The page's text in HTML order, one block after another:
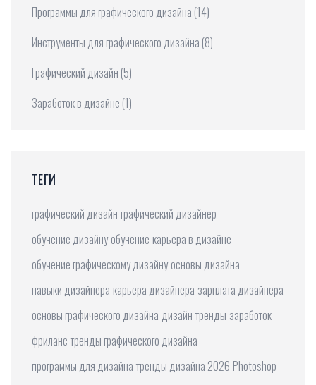
Программы для графического дизайна (14)
Инструменты для графического дизайна (8)
Графический дизайн (5)
Заработок в дизайне (1)
ТЕГИ
графический дизайн графический дизайнер
обучение дизайну обучение карьера в дизайне
обучение графическому дизайну основы дизайна
навыки дизайнера карьера дизайнера зарплата дизайнера
основы графического дизайна дизайн тренды заработок
фриланс тренды графического дизайна
программы для дизайна тренды дизайна 2026 Photoshop